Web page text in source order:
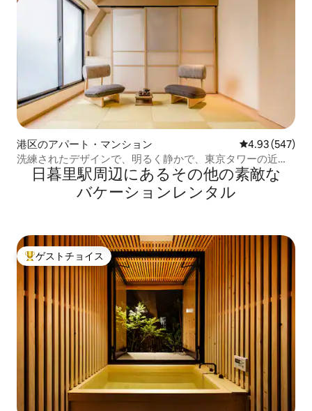
港区のアパート・マンション レビュー547
4.93 (547)
洗練されたデザインで、明るく静かで、東京タワーの近く
にあります。
日暮里駅⁠周⁠辺⁠に⁠あ⁠るそ⁠の⁠他⁠の素⁠敵⁠な
バ⁠ケ⁠ー⁠シ⁠ョ⁠ン⁠レ⁠ン⁠タ⁠ル
大好評のゲストチョイスです。
ゲストチョイス